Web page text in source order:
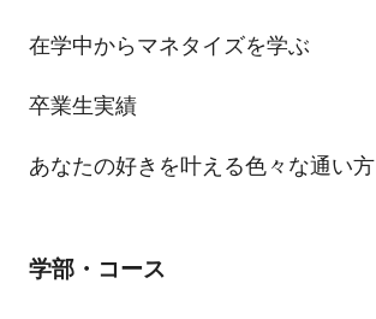
在学中からマネタイズを学ぶ
卒業生実績
あなたの好きを叶える⾊々な通い⽅
学部・コース